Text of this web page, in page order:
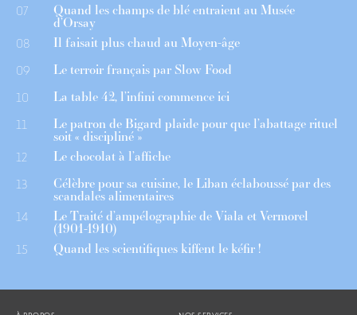
07 Quand les champs de blé entraient au Musée
d’Orsay
08 Il faisait plus chaud au Moyen-âge
09 Le terroir français par Slow Food
10 La table 42, l’infini commence ici
11 Le patron de Bigard plaide pour que l’abattage rituel
soit « discipliné »
12 Le chocolat à l’affiche
13 Célèbre pour sa cuisine, le Liban éclaboussé par des
scandales alimentaires
14 Le Traité d’ampélographie de Viala et Vermorel
(1901-1910)
15 Quand les scientifiques kiffent le kéfir !